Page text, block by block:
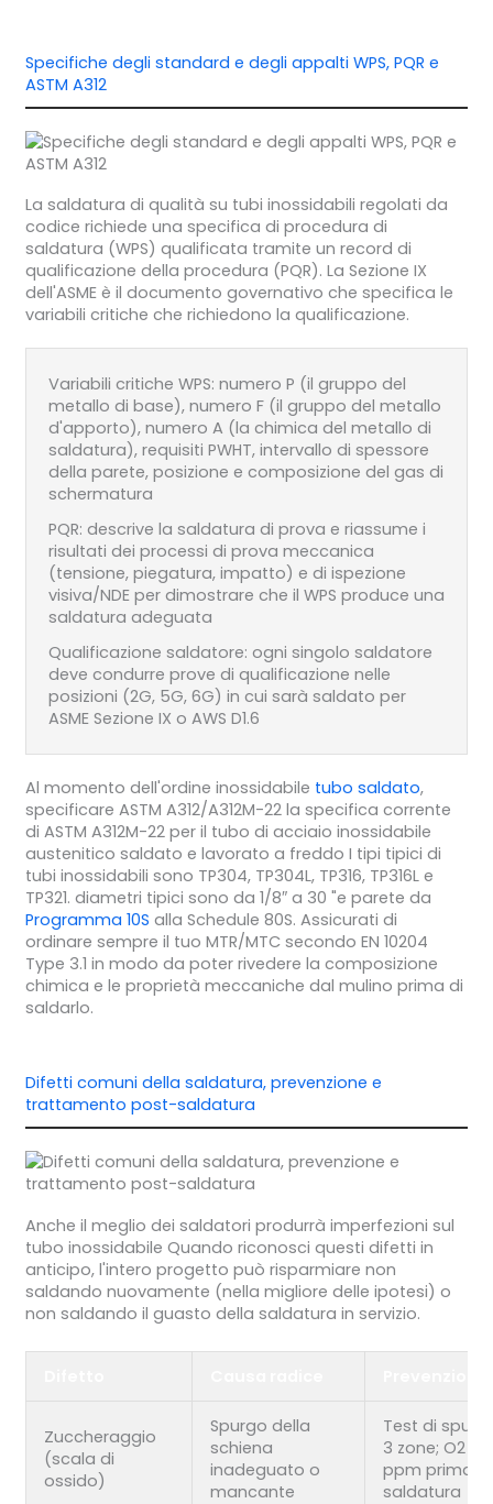
Specifiche degli standard e degli appalti WPS, PQR e
ASTM A312
La saldatura di qualità su tubi inossidabili regolati da
codice richiede una specifica di procedura di
saldatura (WPS) qualificata tramite un record di
qualificazione della procedura (PQR). La Sezione IX
dell'ASME è il documento governativo che specifica le
variabili critiche che richiedono la qualificazione.
Variabili critiche WPS: numero P (il gruppo del
metallo di base), numero F (il gruppo del metallo
d'apporto), numero A (la chimica del metallo di
saldatura), requisiti PWHT, intervallo di spessore
della parete, posizione e composizione del gas di
schermatura
PQR: descrive la saldatura di prova e riassume i
risultati dei processi di prova meccanica
(tensione, piegatura, impatto) e di ispezione
visiva/NDE per dimostrare che il WPS produce una
saldatura adeguata
Qualificazione saldatore: ogni singolo saldatore
deve condurre prove di qualificazione nelle
posizioni (2G, 5G, 6G) in cui sarà saldato per
ASME Sezione IX o AWS D1.6
Al momento dell'ordine inossidabile tubo saldato,
specificare ASTM A312/A312M-22 la specifica corrente
di ASTM A312M-22 per il tubo di acciaio inossidabile
austenitico saldato e lavorato a freddo I tipi tipici di
tubi inossidabili sono TP304, TP304L, TP316, TP316L e
TP321. diametri tipici sono da 1/8″ a 30 "e parete da
Programma 10S alla Schedule 80S. Assicurati di
ordinare sempre il tuo MTR/MTC secondo EN 10204
Type 3.1 in modo da poter rivedere la composizione
chimica e le proprietà meccaniche dal mulino prima di
saldarlo.
Difetti comuni della saldatura, prevenzione e
trattamento post-saldatura
Anche il meglio dei saldatori produrrà imperfezioni sul
tubo inossidabile Quando riconosci questi difetti in
anticipo, l'intero progetto può risparmiare non
saldando nuovamente (nella migliore delle ipotesi) o
non saldando il guasto della saldatura in servizio.
Zuccheraggio
(scala di
ossido)
Spurgo della
schiena
inadeguato o
mancante
Test di
3 zone; O2
ppm prima
saldatura